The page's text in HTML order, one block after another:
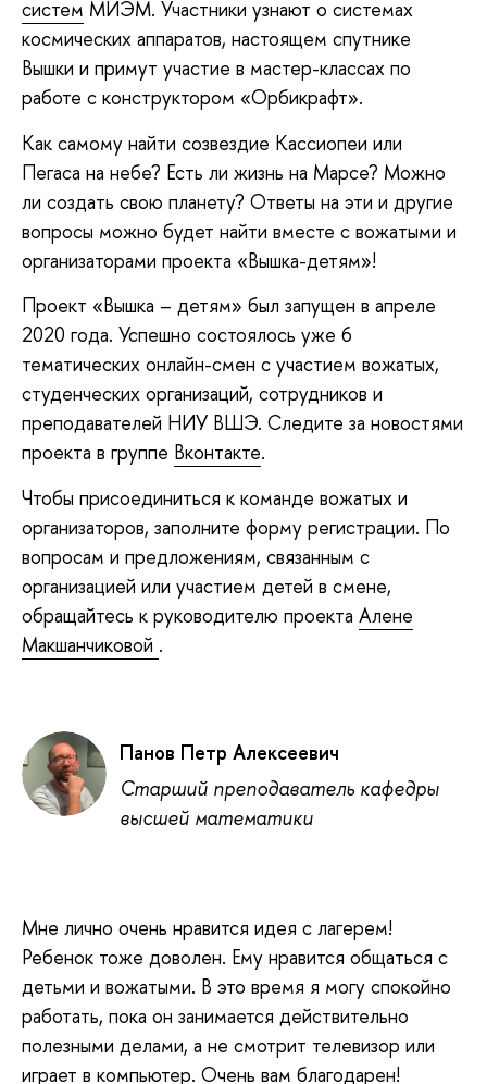
систем МИЭМ. Участники узнают о системах
космических аппаратов, настоящем спутнике
Вышки и примут участие в мастер-классах по
работе с конструктором «Орбикрафт».
Как самому найти созвездие Кассиопеи или
Пегаса на небе? Есть ли жизнь на Марсе? Можно
ли создать свою планету? Ответы на эти и другие
вопросы можно будет найти вместе с вожатыми и
организаторами проекта «Вышка-детям»!
Проект «Вышка – детям» был запущен в апреле
2020 года. Успешно состоялось уже 6
тематических онлайн-смен с участием вожатых,
студенческих организаций, сотрудников и
преподавателей НИУ ВШЭ. Следите за новостями
проекта в группе Вконтакте.
Чтобы присоединиться к команде вожатых и
организаторов, заполните форму регистрации. По
вопросам и предложениям, связанным с
организацией или участием детей в смене,
обращайтесь к руководителю проекта Алене
Макшанчиковой .
Панов Петр Алексеевич
Старший преподаватель кафедры
высшей математики
Мне лично очень нравится идея с лагерем!
Ребенок тоже доволен. Ему нравится общаться с
детьми и вожатыми. В это время я могу спокойно
работать, пока он занимается действительно
полезными делами, а не смотрит телевизор или
играет в компьютер. Очень вам благодарен!